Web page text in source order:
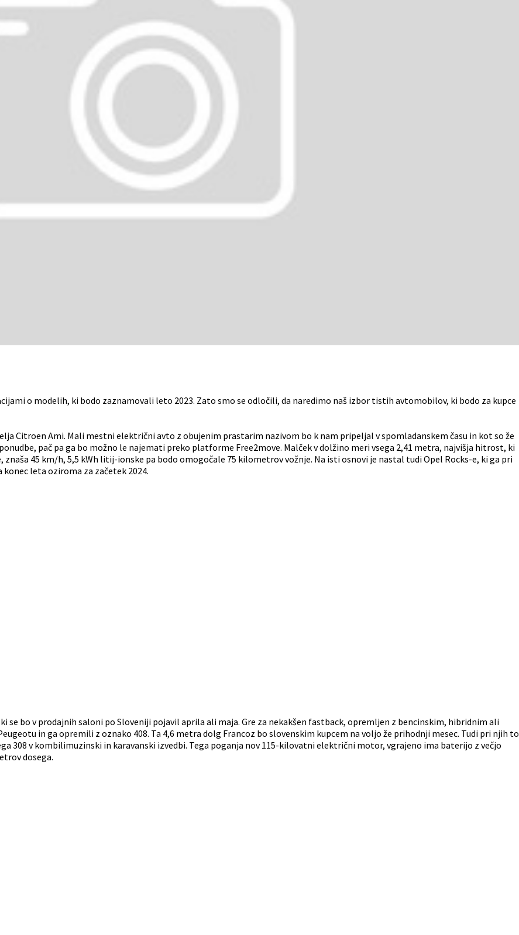
o modelih, ki bodo zaznamovali leto 2023. Zato smo se odločili, da naredimo naš izbor tistih avtomobilov, ki bodo za kupce
Citroen Ami. Mali mestni električni avto z obujenim prastarim nazivom bo k nam pripeljal v spomladanskem času in kot so že
pač pa ga bo možno le najemati preko platforme Free2move. Malček v dolžino meri vsega 2,41 metra, najvišja hitrost, ki
45 km/h, 5,5 kWh litij-ionske pa bodo omogočale 75 kilometrov vožnje. Na isti osnovi je nastal tudi Opel Rocks-e, ki ga pri
leta oziroma za začetek 2024.
se bo v prodajnih saloni po Sloveniji pojavil aprila ali maja. Gre za nekakšen fastback, opremljen z bencinskim, hibridnim ali
in ga opremili z oznako 408. Ta 4,6 metra dolg Francoz bo slovenskim kupcem na voljo že prihodnji mesec. Tudi pri njih to
308 v kombilimuzinski in karavanski izvedbi. Tega poganja nov 115-kilovatni električni motor, vgrajeno ima baterijo z večjo
dosega.